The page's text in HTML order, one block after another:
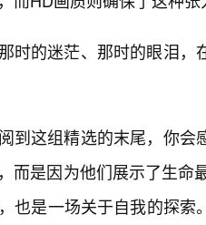
时的迷茫、那时的眼泪
到这组精选的末尾，你
而是因为他们展示了生命
也是一场关于自我的探